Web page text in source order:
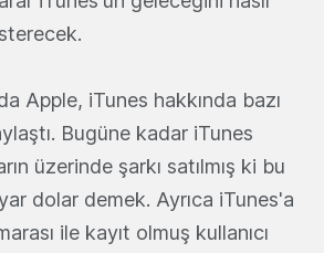
Apple, iTunes hakkında bazı
Bugüne kadar iTunes
üzerinde şarkı satılmış ki bu
dolar demek. Ayrıca iTunes'a
ile kayıt olmuş kullanıcı